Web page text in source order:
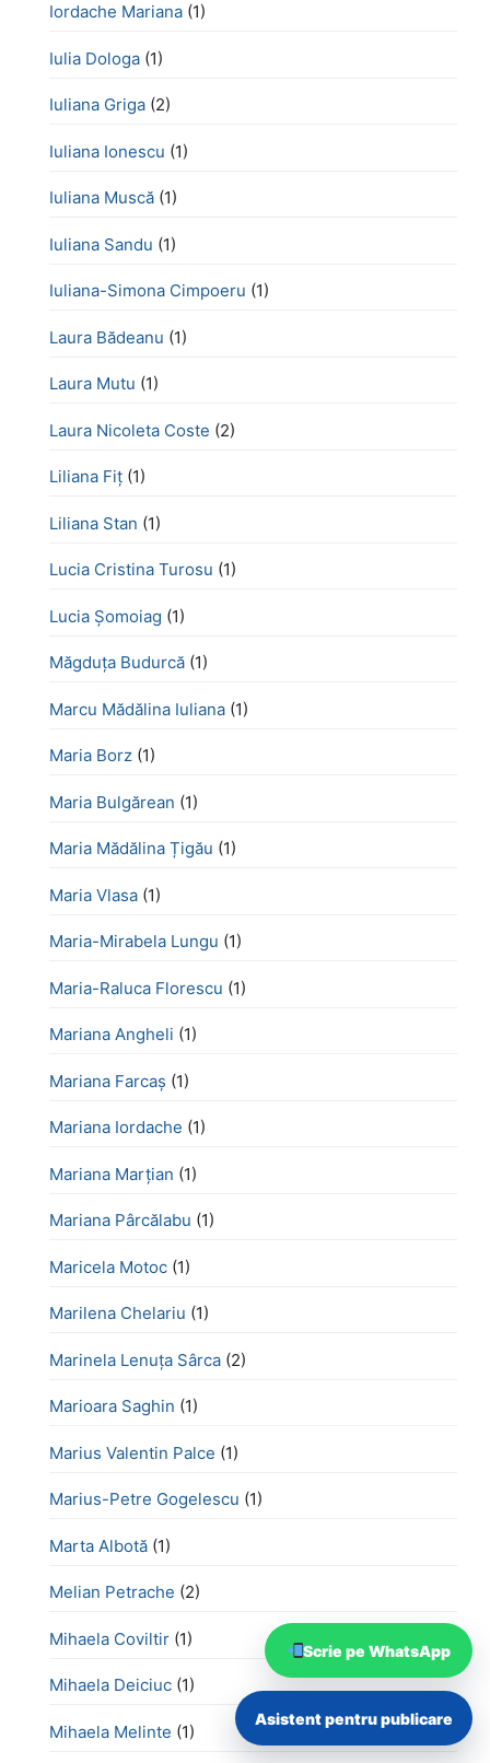
Iordache Mariana (1)
Iulia Dologa (1)
Iuliana Griga (2)
Iuliana Ionescu (1)
Iuliana Muscă (1)
Iuliana Sandu (1)
Iuliana-Simona Cimpoeru (1)
Laura Bădeanu (1)
Laura Mutu (1)
Laura Nicoleta Coste (2)
Liliana Fiț (1)
Liliana Stan (1)
Lucia Cristina Turosu (1)
Lucia Șomoiag (1)
Măgduța Budurcă (1)
Marcu Mădălina Iuliana (1)
Maria Borz (1)
Maria Bulgărean (1)
Maria Mădălina Țigău (1)
Maria Vlasa (1)
Maria-Mirabela Lungu (1)
Maria-Raluca Florescu (1)
Mariana Angheli (1)
Mariana Farcaș (1)
Mariana Iordache (1)
Mariana Marțian (1)
Mariana Pârcălabu (1)
Maricela Motoc (1)
Marilena Chelariu (1)
Marinela Lenuța Sârca (2)
Marioara Saghin (1)
Marius Valentin Palce (1)
Marius-Petre Gogelescu (1)
Marta Albotă (1)
Melian Petrache (2)
Mihaela Coviltir (1)
Mihaela Deiciuc (1)
Mihaela Melinte (1)
Scrie pe WhatsApp
Asistent pentru publicare